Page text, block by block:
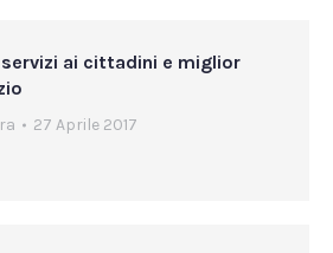
servizi ai cittadini e miglior
27 Aprile 2017